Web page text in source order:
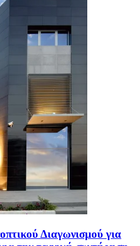
Διαγωνισμού για